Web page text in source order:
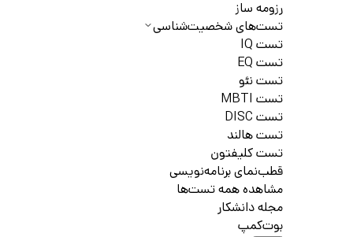
رزومه ساز
تست‌های شخصیت‌شناسی
تست IQ
تست EQ
تست نئو
تست MBTI
تست DISC
تست هالند
تست کلیفتون
قطب‌نمای برنامه‌نویسی
مشاهده همه تست‌ها
مجله دانشکار
بوت‌کمپ